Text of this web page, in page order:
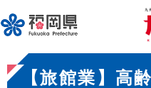
ー
ジ
先
頭
メニュー
本
文
【旅館業】高